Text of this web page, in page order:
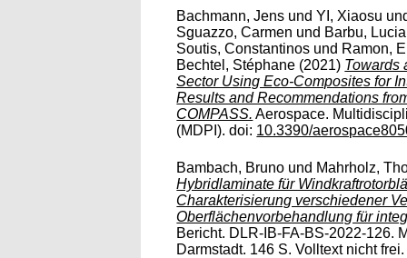
Bachmann, Jens undYI, Xiaosu
Sguazzo, Carmen und Barbu,
Soutis, Constantinos und Ramon,
Bechtel, Stéphane (2021) Towards
Sector Using Eco-Composites for
Results and Recommendations
COMPASS. Aerospace.
(MDPI). doi: 10.3390/
Bambach, Bruno und Mahrholz,
Hybridlaminate für
Charakterisierung verschiedener
Oberflächenvorbehandlung für
Bericht. DLR-IB-FA-BS-2022-126.
Darmstadt. 146 S. Volltext nicht frei.